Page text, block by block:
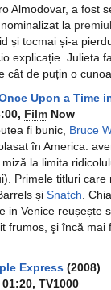
Almodovar, a fost
la premiul
și tocmai și-a
explicație. Julieta
cât de puțin o
Upon a Time
Film Now
fi bunic, Bruce
în America:
la limita
Primele titluri
și Snatch .
in Venice reușește
frumos, şi încă
Express (2008)
TV1000